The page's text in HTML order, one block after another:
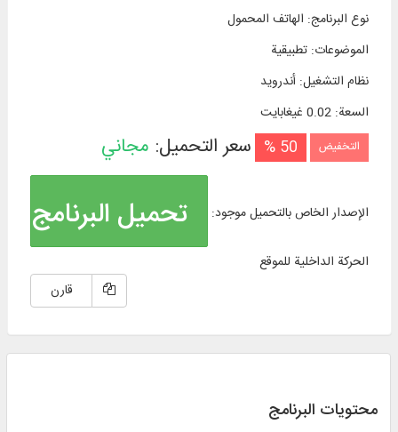
نوع البرنامج: الهاتف المحمول
الموضوعات:تطبيقية
نظام التشغیل:أندرويد
السعة:0.02 غيغابايت
التخفيض 50 % سعر التحميل: مجاني
الإصدار الخاص بالتحميل موجود: تحميل البرنامج
الحركة الداخلية للموقع
قارن
محتويات البرنامج